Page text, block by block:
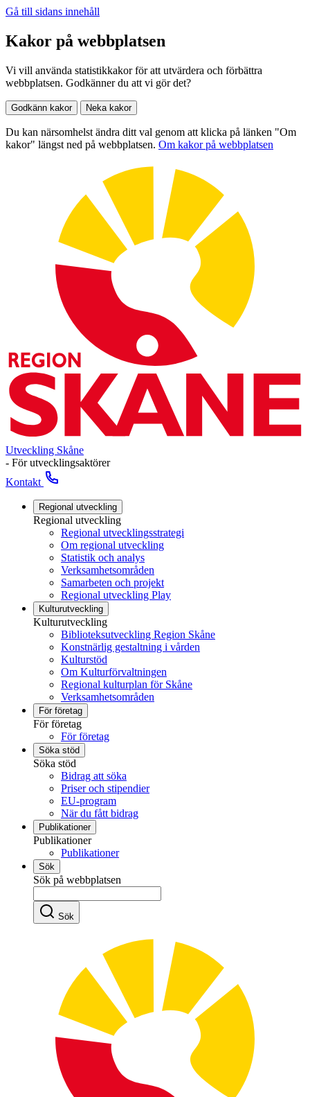
Gå till sidans innehåll
Kakor på webbplatsen
Vi vill använda statistikkakor för att utvärdera och förbättra
webbplatsen. Godkänner du att vi gör det?
Godkänn kakor Neka kakor
Du kan närsomhelst ändra ditt val genom att klicka på länken "Om
kakor" längst ned på webbplatsen. Om kakor på webbplatsen
Utveckling Skåne
- För utvecklingsaktörer
Kontakt
Regional utveckling
Regional utveckling
Regional utvecklingsstrategi
Om regional utveckling
Statistik och analys
Verksamhetsområden
Samarbeten och projekt
Regional utveckling Play
Kulturutveckling
Kulturutveckling
Biblioteksutveckling Region Skåne
Konstnärlig gestaltning i vården
Kulturstöd
Om Kulturförvaltningen
Regional kulturplan för Skåne
Verksamhetsområden
För företag
För företag
För företag
Söka stöd
Söka stöd
Bidrag att söka
Priser och stipendier
EU-program
När du fått bidrag
Publikationer
Publikationer
Publikationer
Sök
Sök på webbplatsen
Sök